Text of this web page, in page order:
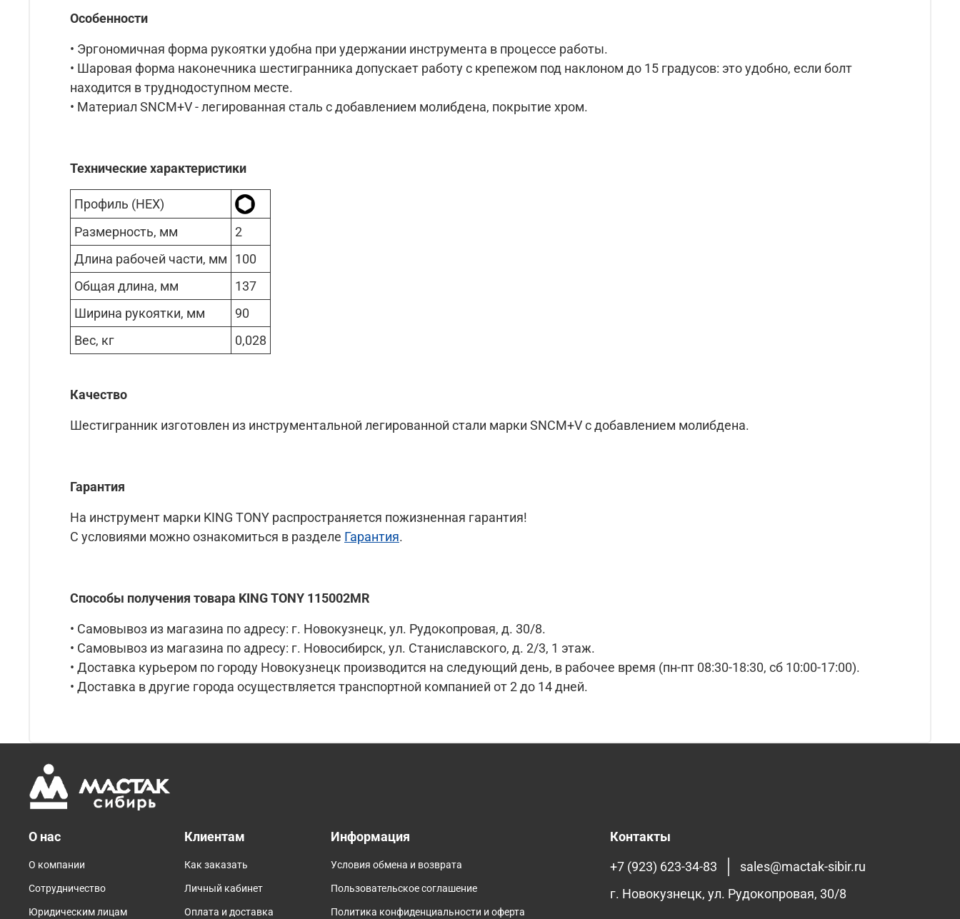
Особенности
• Эргономичная форма рукоятки удобна при удержании инструмента в процессе работы.
• Шаровая форма наконечника шестигранника допускает работу с крепежом под наклоном до 15 градусов: это удобно, если болт
находится в труднодоступном месте.
• Материал SNCM+V - легированная сталь с добавлением молибдена, покрытие хром.
Технические характеристики
Профиль (HEX)
Размерность, мм
2
Длина рабочей части, мм
100
Общая длина, мм
137
Ширина рукоятки, мм
90
Вес, кг
0,028
Качество
Шестигранник изготовлен из инструментальной легированной стали марки SNCM+V с добавлением молибдена.
Гарантия
На инструмент марки KING TONY распространяется пожизненная гарантия!
С условиями можно ознакомиться в разделе Гарантия.
Способы получения товара KING TONY 115002MR
• Самовывоз из магазина по адресу: г. Новокузнецк, ул. Рудокопровая, д. 30/8.
• Самовывоз из магазина по адресу: г. Новосибирск, ул. Станиславского, д. 2/3, 1 этаж.
• Доставка курьером по городу Новокузнецк производится на следующий день, в рабочее время (пн-пт 08:30-18:30, сб 10:00-17:00).
• Доставка в другие города осуществляется транспортной компанией от 2 до 14 дней.
О нас
О компании
Сотрудничество
Юридическим лицам
Клиентам
Как заказать
Личный кабинет
Оплата и доставка
Информация
Условия обмена и возврата
Пользовательское соглашение
Политика конфиденциальности и оферта
Контакты
+7 (923) 623-34-83
sales@mactak-sibir.ru
г. Новокузнецк, ул. Рудокопровая, 30/8